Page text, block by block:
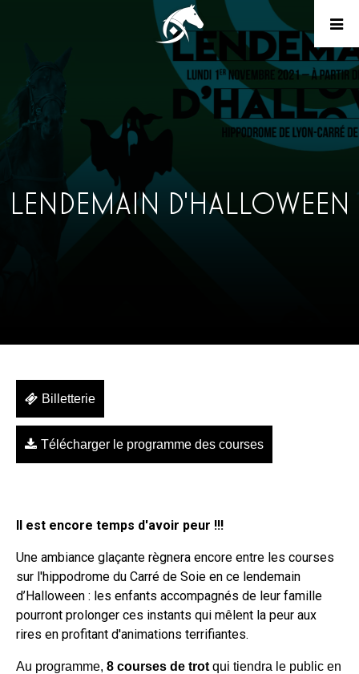
LENDEMAIN D'HALLOWEEN
Billetterie
Télécharger le programme des courses
Il est encore temps d'avoir peur !!!
Une ambiance glaçante règnera encore entre les courses
sur l'hippodrome du Carré de Soie en ce lendemain
d’Halloween : les enfants accompagnés de leur famille
pourront prolonger ces instants qui mêlent la peur aux
rires en profitant d'animations terrifiantes.
Au programme, 8 courses de trot qui tiendra le public en